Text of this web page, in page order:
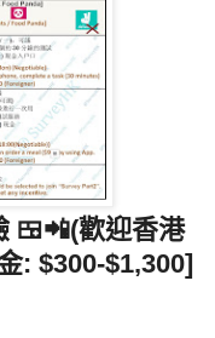
🍱📲(歡迎香港
: $300-$1,300]